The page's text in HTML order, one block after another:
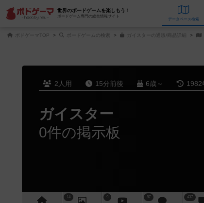
世界のボードゲームを楽しもう！
ボードゲーム専門の総合情報サイト
データベ
ボドゲーマTOP ボードゲームの検索 ガイスターの通販/商品詳細
2人用 15分前後 6歳～ 1982
ガイスター
0件の掲示板
14 9 87 437